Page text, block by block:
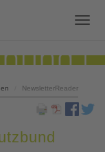
NewsletterReader